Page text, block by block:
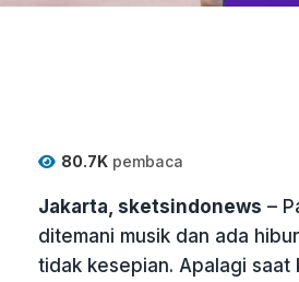
80.7Kpembaca
Jakarta, sketsindonews –
ditemani musik dan ada
tidak kesepian. Apalagi